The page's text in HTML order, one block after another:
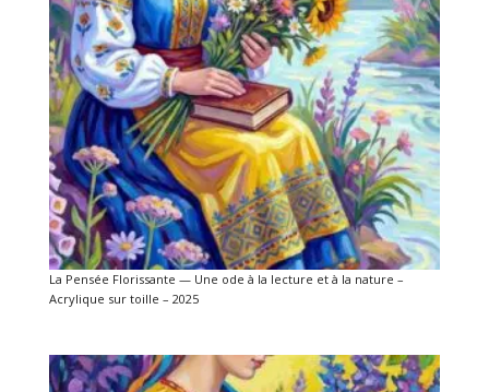
La Pensée Florissante — Une ode à la lecture et à la nature –
Acrylique sur toille – 2025